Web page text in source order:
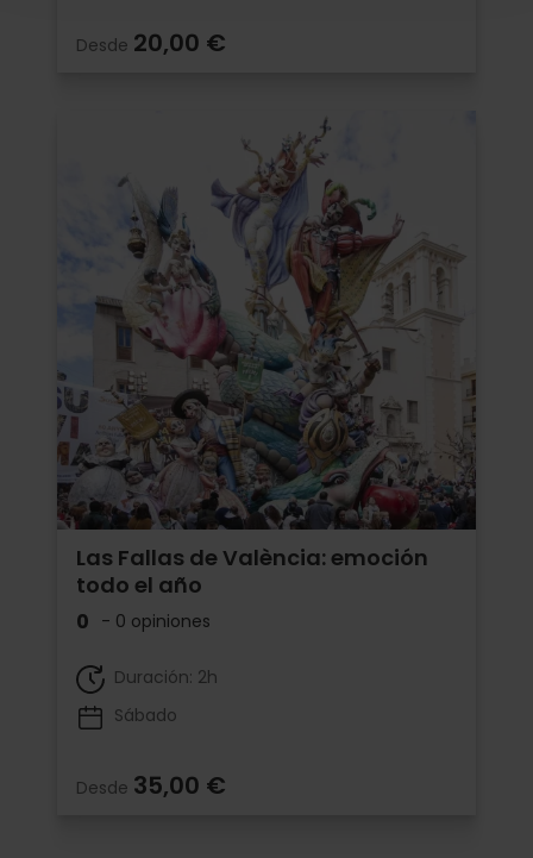
Desde 20,00 €
Las Fallas de València: emoción
todo el año
0 - 0 opiniones
Duración: 2h
Sábado
Desde 35,00 €